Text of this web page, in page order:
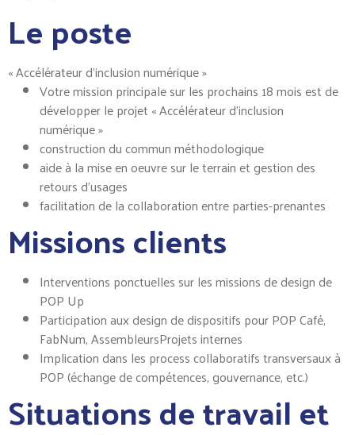
Le poste
« Accélérateur d’inclusion numérique »
Votre mission principale sur les prochains 18 mois est de
développer le projet « Accélérateur d’inclusion
numérique »
construction du commun méthodologique
aide à la mise en oeuvre sur le terrain et gestion des
retours d’usages
facilitation de la collaboration entre parties-prenantes
Missions clients
Interventions ponctuelles sur les missions de design de
POP Up
Participation aux design de dispositifs pour POP Café,
FabNum, AssembleursProjets internes
Implication dans les process collaboratifs transversaux à
POP (échange de compétences, gouvernance, etc.)
Situations de travail et